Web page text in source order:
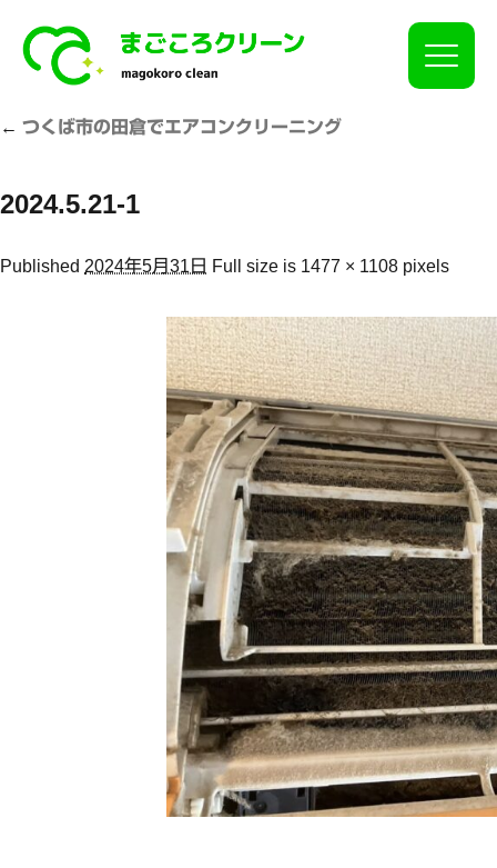
Click
← つくば市の田倉でエアコンクリーニング
2024.5.21-1
Published 2024年5月31日 Full size is 1477 × 1108 pixels